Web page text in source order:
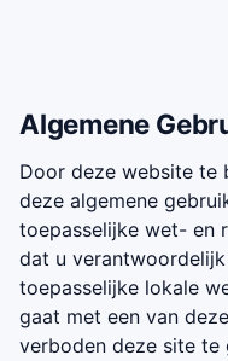
Algemene
Door deze website te
deze algemene
toepasselijke wet- en
dat u
toepasselijke lokale
gaat met een van
verboden deze site te